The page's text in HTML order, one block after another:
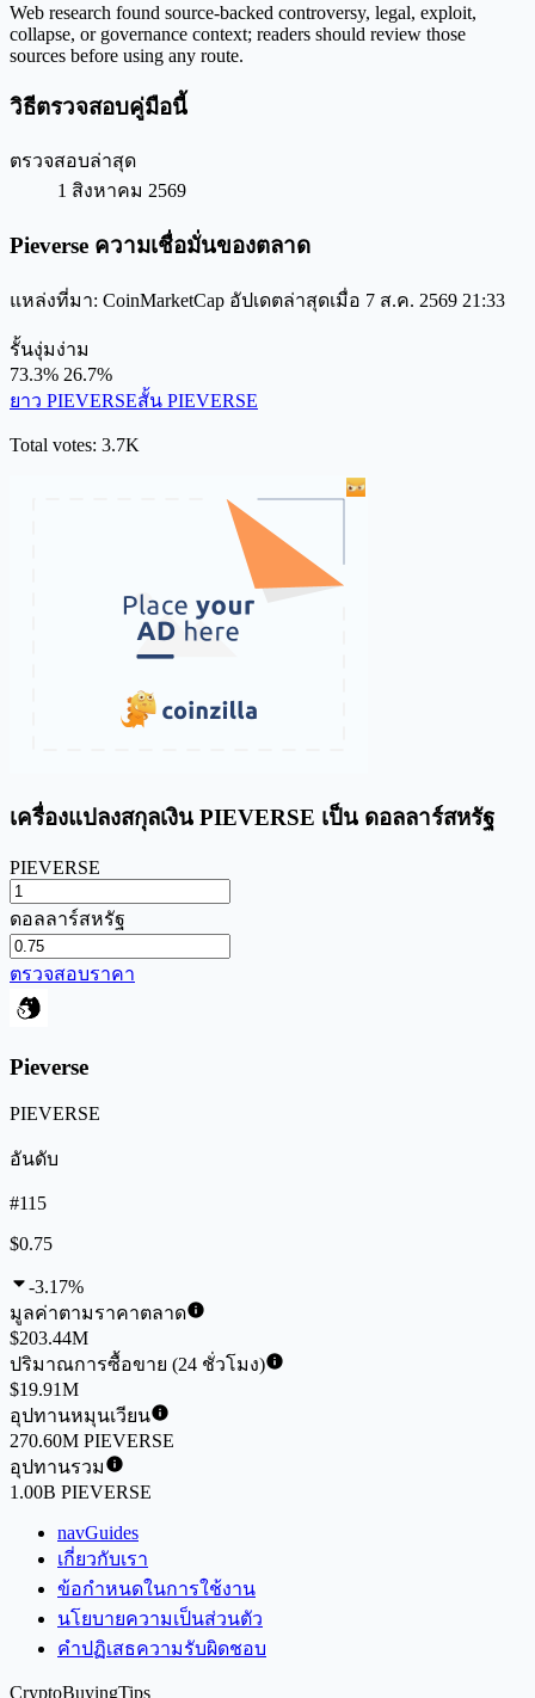
Web research found source-backed controversy, legal, exploit,
collapse, or governance context; readers should review those
sources before using any route.
วิธีตรวจสอบคู่มือนี้
ตรวจสอบล่าสุด
1 สิงหาคม 2569
Pieverse ความเชื่อมั่นของตลาด
แหล่งที่มา: CoinMarketCap อัปเดตล่าสุดเมื่อ 7 ส.ค. 2569 21:33
รั้นงุ่มง่าม
73.3% 26.7%
ยาว PIEVERSEสั้น PIEVERSE
Total votes: 3.7K
เครื่องแปลงสกุลเงิน PIEVERSE เป็น ดอลลาร์สหรัฐ
PIEVERSE
ดอลลาร์สหรัฐ
ตรวจสอบราคา
Pieverse
PIEVERSE
อันดับ
#115
$0.75
-3.17%
มูลค่าตามราคาตลาด
$203.44M
ปริมาณการซื้อขาย (24 ชั่วโมง)
$19.91M
อุปทานหมุนเวียน
270.60M PIEVERSE
อุปทานรวม
1.00B PIEVERSE
navGuides
เกี่ยวกับเรา
ข้อกำหนดในการใช้งาน
นโยบายความเป็นส่วนตัว
คำปฏิเสธความรับผิดชอบ
CryptoBuyingTips